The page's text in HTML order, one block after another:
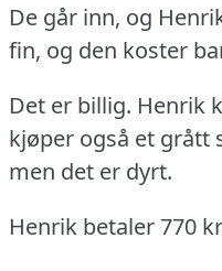
De går inn, og
fin, og den koster
Det er billig. Henrik
kjøper også et grått
men det er dyrt.
Henrik betaler 770